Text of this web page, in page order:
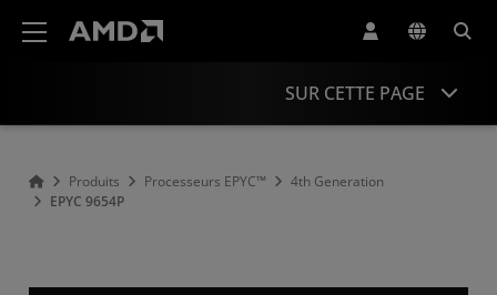
SUR CETTE PAGE
Produits Processeurs EPYC™
4th Generation
EPYC 9654P